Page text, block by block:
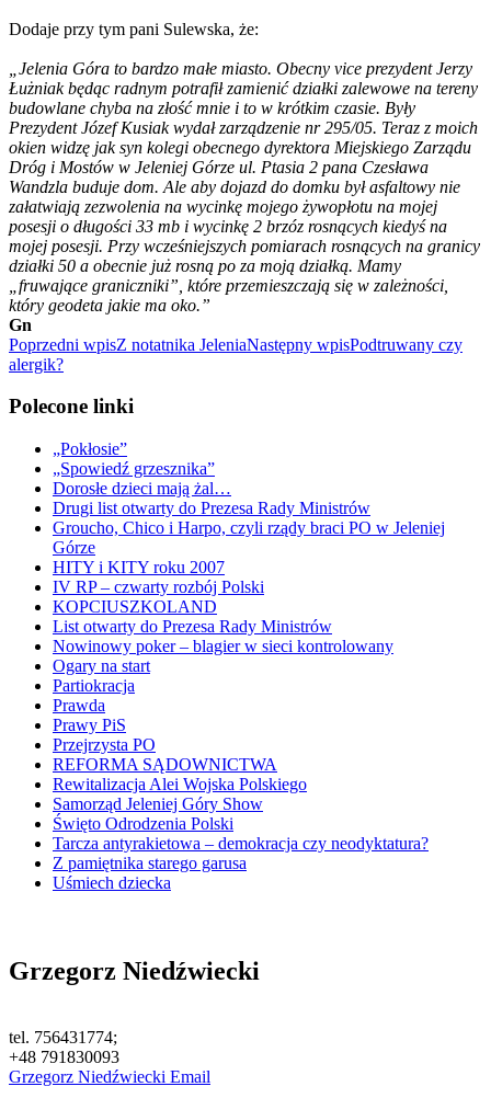
Dodaje przy tym pani Sulewska, że:
„Jelenia Góra to bardzo małe miasto. Obecny vice prezydent Jerzy
Łużniak będąc radnym potrafił zamienić działki zalewowe na tereny
budowlane chyba na złość mnie i to w krótkim czasie. Były
Prezydent Józef Kusiak wydał zarządzenie nr 295/05. Teraz z moich
okien widzę jak syn kolegi obecnego dyrektora Miejskiego Zarządu
Dróg i Mostów w Jeleniej Górze ul. Ptasia 2 pana Czesława
Wandzla buduje dom. Ale aby dojazd do domku był asfaltowy nie
załatwiają zezwolenia na wycinkę mojego żywopłotu na mojej
posesji o długości 33 mb i wycinkę 2 brzóz rosnących kiedyś na
mojej posesji. Przy wcześniejszych pomiarach rosnących na granicy
działki 50 a obecnie już rosną po za moją działką. Mamy
„fruwające graniczniki”, które przemieszczają się w zależności,
który geodeta jakie ma oko.”
Gn
Nawigacja
wpisu
Poprzedni wpisZ notatnika JeleniaNastępny wpisPodtruwany czy
alergik?
Polecone linki
„Pokłosie”
„Spowiedź grzesznika”
Dorosłe dzieci mają żal…
Drugi list otwarty do Prezesa Rady Ministrów
Groucho, Chico i Harpo, czyli rządy braci PO w Jeleniej
Górze
HITY i KITY roku 2007
IV RP – czwarty rozbój Polski
KOPCIUSZKOLAND
List otwarty do Prezesa Rady Ministrów
Nowinowy poker – blagier w sieci kontrolowany
Ogary na start
Partiokracja
Prawda
Prawy PiS
Przejrzysta PO
REFORMA SĄDOWNICTWA
Rewitalizacja Alei Wojska Polskiego
Samorząd Jeleniej Góry Show
Święto Odrodzenia Polski
Tarcza antyrakietowa – demokracja czy neodyktatura?
Z pamiętnika starego garusa
Uśmiech dziecka
Grzegorz Niedźwiecki
tel. 756431774;
+48 791830093
Grzegorz Niedźwiecki Email